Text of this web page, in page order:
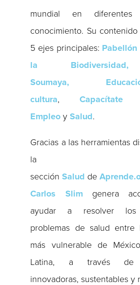
mundial en
conocimiento. Su
5 ejes principales:
la
Soumaya,
cultura,
Empleo ySalud.
Gracias a las herramientas
la
secciónSalud de
Carlos Slimgenera
ayudar a resolver los
problemas de salud entre
más vulnerable de
Latina, a través de
innovadoras, sustentables y